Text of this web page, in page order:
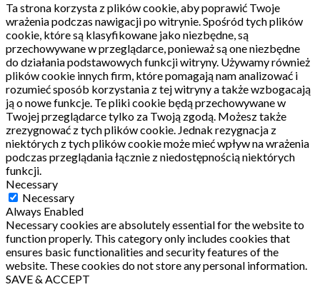
Ta strona korzysta z plików cookie, aby poprawić Twoje
wrażenia podczas nawigacji po witrynie.Spośród tych plików
cookie, które są klasyfikowane jako niezbędne, są
przechowywane w przeglądarce, ponieważ są one niezbędne
do działania podstawowych funkcji witryny. Używamy również
plików cookie innych firm, które pomagają nam analizować i
rozumieć sposób korzystania z tej witryny a także wzbogacają
ją o nowe funkcje. Te pliki cookie będą przechowywane w
Twojej przeglądarce tylko za Twoją zgodą. Możesz także
zrezygnować z tych plików cookie. Jednak rezygnacja z
niektórych z tych plików cookie może mieć wpływ na wrażenia
podczas przeglądania łącznie z niedostępnością niektórych
funkcji.
Necessary
Necessary
Always Enabled
Necessary cookies are absolutely essential for the website to
function properly. This category only includes cookies that
ensures basic functionalities and security features of the
website. These cookies do not store any personal information.
SAVE & ACCEPT